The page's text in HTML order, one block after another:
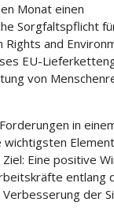
Monat einen
Sorgfaltspflicht
and
EU-
von
in
Eine positive
entlang
der